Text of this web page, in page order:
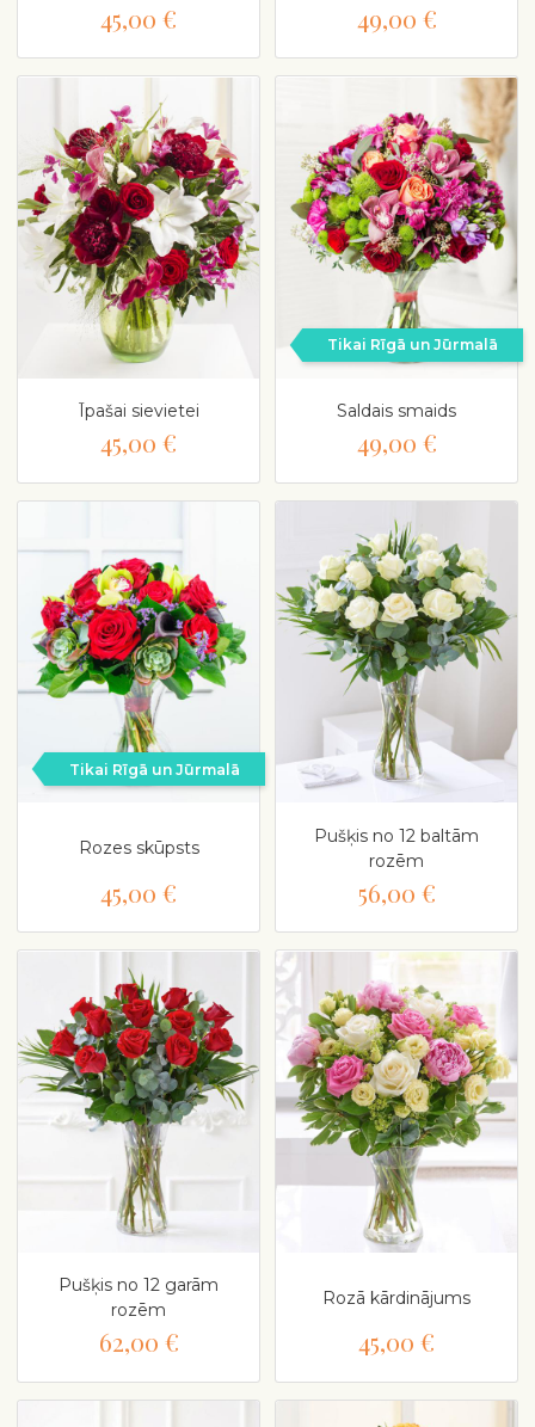
45,00 € 49,00 €
Īpašai sievietei
45,00 €
Tikai Rīgā un Jūrmalā
Saldais smaids
49,00 €
Tikai Rīgā un Jūrmalā
Rozes skūpsts
45,00 €
Pušķis no 12 baltām
rozēm
56,00 €
Pušķis no 12 garām
rozēm
62,00 €
Rozā kārdinājums
45,00 €